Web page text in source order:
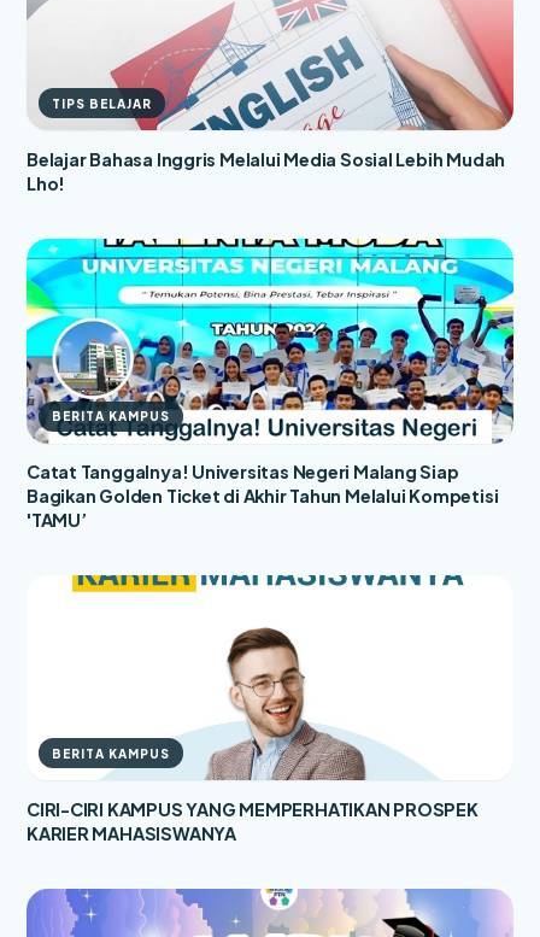
TIPS BELAJAR
Belajar Bahasa Inggris Melalui Media Sosial Lebih Mudah
Lho!
BERITA KAMPUS
Catat Tanggalnya! Universitas Negeri Malang Siap
Bagikan Golden Ticket di Akhir Tahun Melalui Kompetisi
'TAMU’
BERITA KAMPUS
CIRI-CIRI KAMPUS YANG MEMPERHATIKAN PROSPEK
KARIER MAHASISWANYA